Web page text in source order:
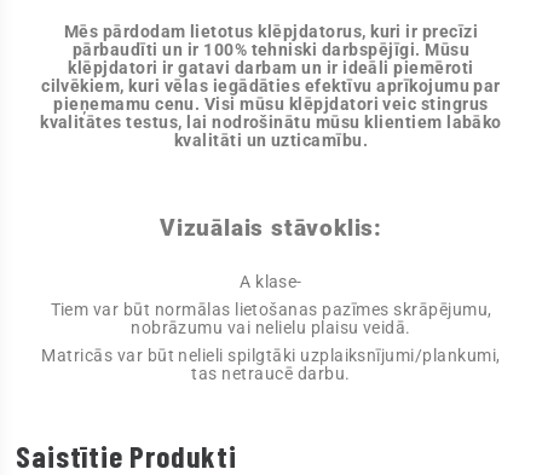
Mēs pārdodam lietotus klēpjdatorus, kuri ir precīzi
pārbaudīti un ir 100% tehniski darbspējīgi. Mūsu
klēpjdatori ir gatavi darbam un ir ideāli piemēroti
cilvēkiem, kuri vēlas iegādāties efektīvu aprīkojumu par
pieņemamu cenu. Visi mūsu klēpjdatori veic stingrus
kvalitātes testus, lai nodrošinātu mūsu klientiem labāko
kvalitāti un uzticamību.
Vizuālais stāvoklis:
A klase-
Tiem var būt normālas lietošanas pazīmes skrāpējumu,
nobrāzumu vai nelielu plaisu veidā.
Matricās var būt nelieli spilgtāki uzplaiksnījumi/plankumi,
tas netraucē darbu.
Saistītie Produkti